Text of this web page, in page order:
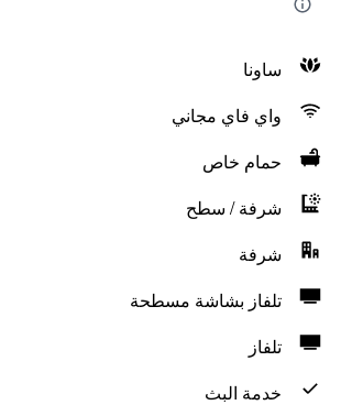
ساونا
واي فاي مجاني
حمام خاص
شرفة / سطح
شرفة
تلفاز بشاشة مسطحة
تلفاز
خدمة البث